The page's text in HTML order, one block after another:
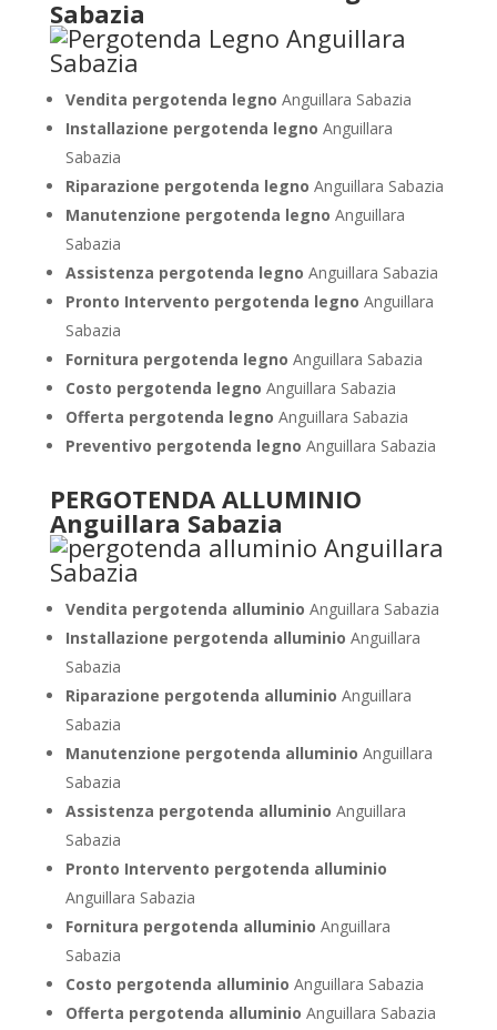
Sabazia
Vendita pergotenda legno Anguillara Sabazia
Installazione pergotenda legno Anguillara
Sabazia
Riparazione pergotenda legno Anguillara Sabazia
Manutenzione pergotenda legno Anguillara
Sabazia
Assistenza pergotenda legno Anguillara Sabazia
Pronto Intervento pergotenda legno Anguillara
Sabazia
Fornitura pergotenda legno Anguillara Sabazia
Costo pergotenda legno Anguillara Sabazia
Offerta pergotenda legno Anguillara Sabazia
Preventivo pergotenda legno Anguillara Sabazia
PERGOTENDA ALLUMINIO
Anguillara Sabazia
Vendita pergotenda alluminio Anguillara Sabazia
Installazione pergotenda alluminio Anguillara
Sabazia
Riparazione pergotenda alluminio Anguillara
Sabazia
Manutenzione pergotenda alluminio Anguillara
Sabazia
Assistenza pergotenda alluminio Anguillara
Sabazia
Pronto Intervento pergotenda alluminio
Anguillara Sabazia
Fornitura pergotenda alluminio Anguillara
Sabazia
Costo pergotenda alluminio Anguillara Sabazia
Offerta pergotenda alluminio Anguillara Sabazia